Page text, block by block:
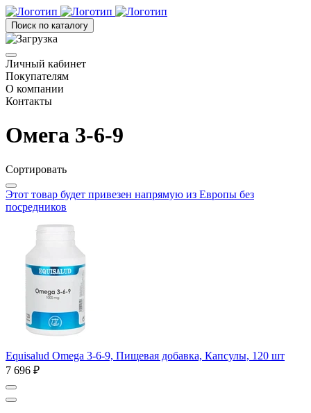
Поиск по каталогу
Личный кабинет
Покупателям
О компании
Контакты
Омега 3-6-9
Сортировать
Этот товар будет привезен напрямую из Европы без
посредников
Equisalud Omega 3-6-9, Пищевая добавка, Капсулы, 120 шт
7 696 ₽